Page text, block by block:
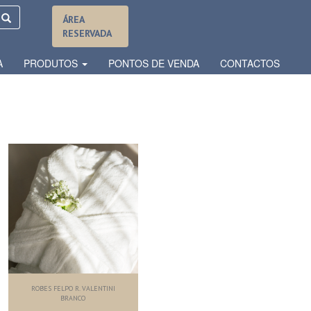
ÁREA
RESERVADA
PRODUTOS PONTOS DE VENDA CONTACTOS
ROBES FELPO R. VALENTINI
BRANCO